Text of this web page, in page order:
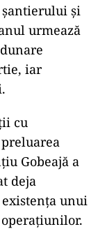
și
urmează
iar
cu
Gobeajă a
deja
unui